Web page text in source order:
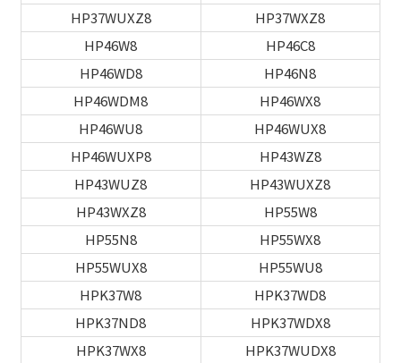
HP37WUXZ8
HP37WXZ8
HP46W8
HP46C8
HP46WD8
HP46N8
HP46WDM8
HP46WX8
HP46WU8
HP46WUX8
HP46WUXP8
HP43WZ8
HP43WUZ8
HP43WUXZ8
HP43WXZ8
HP55W8
HP55N8
HP55WX8
HP55WUX8
HP55WU8
HPK37W8
HPK37WD8
HPK37ND8
HPK37WDX8
HPK37WX8
HPK37WUDX8